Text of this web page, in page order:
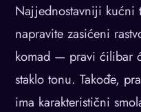
Najjednostavniji kućni
napravite zasićeni
komad — pravi ćilibar
staklo tonu. Takođe,
ima karakteristični